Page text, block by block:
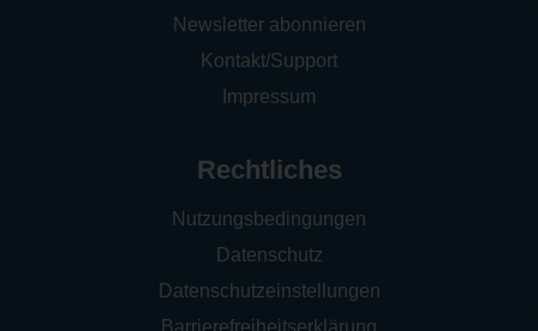
Newsletter abonnieren
Kontakt/Support
Impressum
Rechtliches
Nutzungsbedingungen
Datenschutz
Datenschutzeinstellungen